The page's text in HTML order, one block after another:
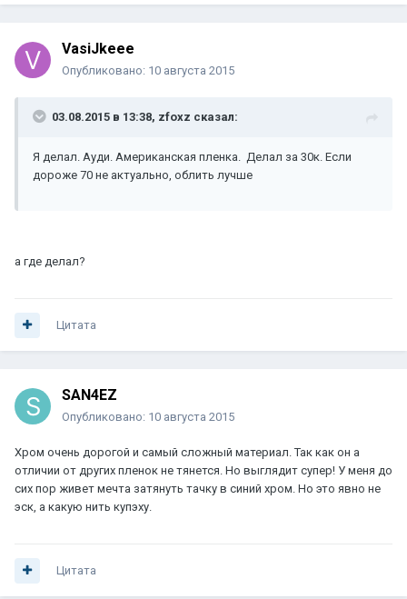
VasiJkeee
Опубликовано: 10 августа 2015
03.08.2015 в 13:38, zfoxz сказал:
Я делал. Ауди. Американская пленка. Делал за 30к. Если
дороже 70 не актуально, облить лучше
а где делал?
Цитата
SAN4EZ
Опубликовано: 10 августа 2015
Хром очень дорогой и самый сложный материал. Так как он а
отличии от других пленок не тянется. Но выглядит супер! У меня до
сих пор живет мечта затянуть тачку в синий хром. Но это явно не
эск, а какую нить купэху.
Цитата